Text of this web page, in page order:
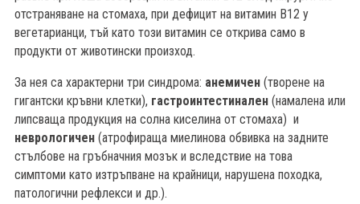
отстраняване на стомаха, при дефицит на витамин В12 у
вегетарианци, тъй като този витамин се открива само в
продукти от животински произход.
За нея са характерни три синдрома: анемичен(творене на
гигантски кръвни клетки), гастроинтестинален(намалена или
липсваща продукция на солна киселина от стомаха) и
неврологичен(атрофираща миелинова обвивка на задните
стълбове на гръбначния мозък и вследствие на това
симптоми като изтръпване на крайници, нарушена походка,
патологични рефлекси и др.).